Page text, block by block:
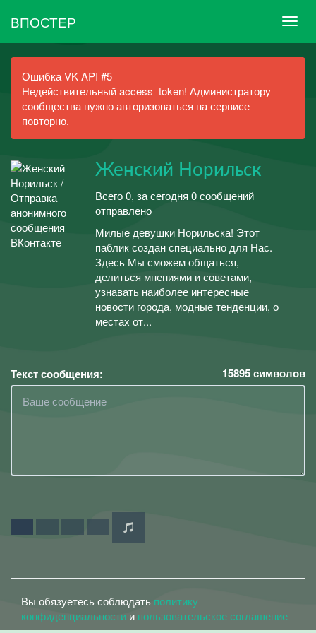
ВПОСТЕР
Ошибка VK API #5
Недействительный access_token! Администратору
сообщества нужно авторизоваться на сервисе
повторно.
Женский Норильск
Всего 0, за сегодня 0 сообщений
отправлено
Милые девушки Норильска! Этот
паблик создан специально для Нас.
Здесь Мы сможем общаться,
делиться мнениями и советами,
узнавать наиболее интересные
новости города, модные тенденции, о
местах от...
Текст сообщения: 15895символов
Вы обязуетесь соблюдать политику
конфиденциальности и пользовательское соглашение